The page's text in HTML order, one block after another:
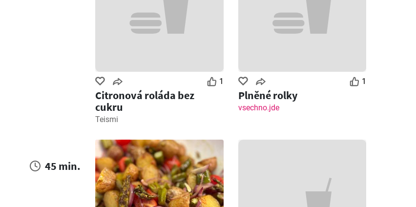
45 min.
1
Citronová roláda bez
cukru
Teismi
1
Plněné rolky
vsechno.jde